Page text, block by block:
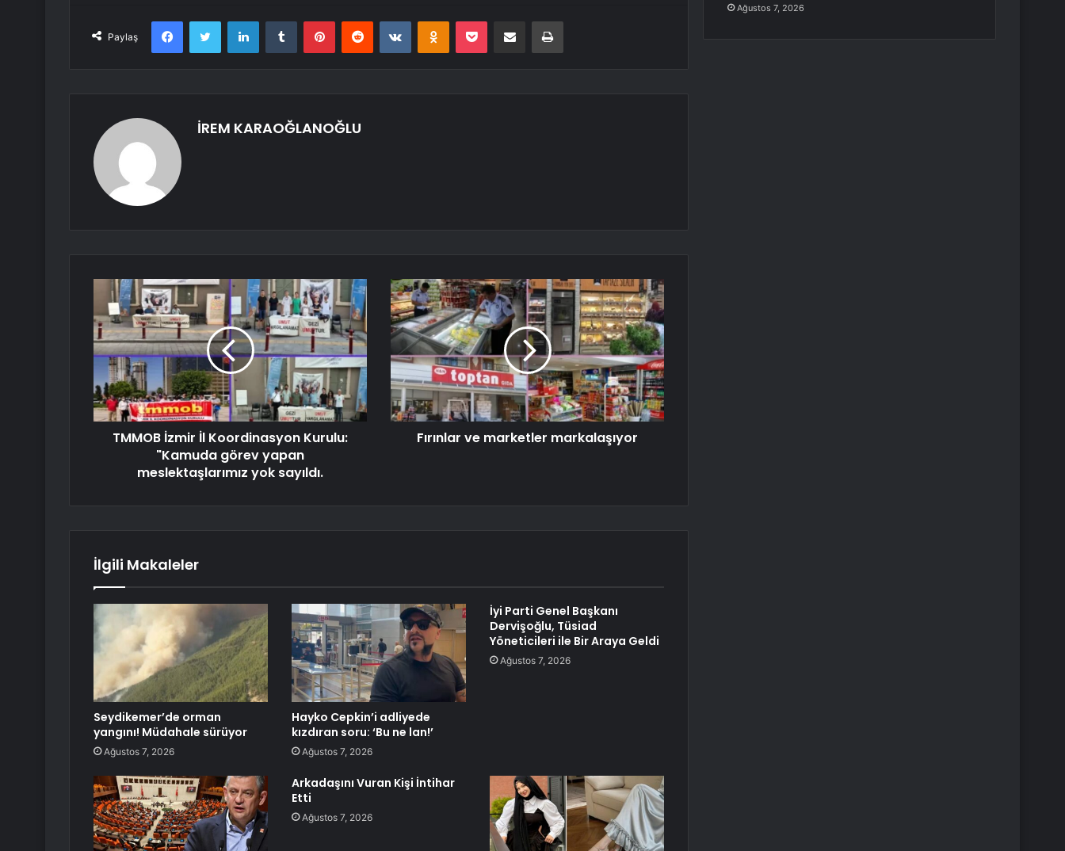
Paylaş
FacebookTwitter LinkedInTumblr PinterestReddit VKontakteOdnoklassniki
Pocket E-Posta ile paylaş Yazdır
İREM KARAOĞLANOĞLU
TMMOB İzmir İl Koordinasyon Kurulu:
"Kamuda görev yapan
meslektaşlarımız yok sayıldı.
Fırınlar ve marketler markalaşıyor
İlgili Makaleler
Seydikemer’de orman
yangını! Müdahale sürüyor
Ağustos 7, 2026
Hayko Cepkin’i adliyede
kızdıran soru: ‘Bu ne lan!’
Ağustos 7, 2026
İyi Parti Genel Başkanı
Dervişoğlu, Tüsiad
Yöneticileri ile Bir Araya Geldi
Ağustos 7, 2026
Arkadaşını Vuran Kişi İntihar
Etti
Ağustos 7, 2026
Ağustos 7, 2026